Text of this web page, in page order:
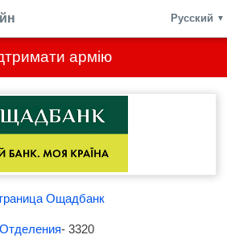
армію
Русский ▼
Ощадбанк
Отделения- 3320